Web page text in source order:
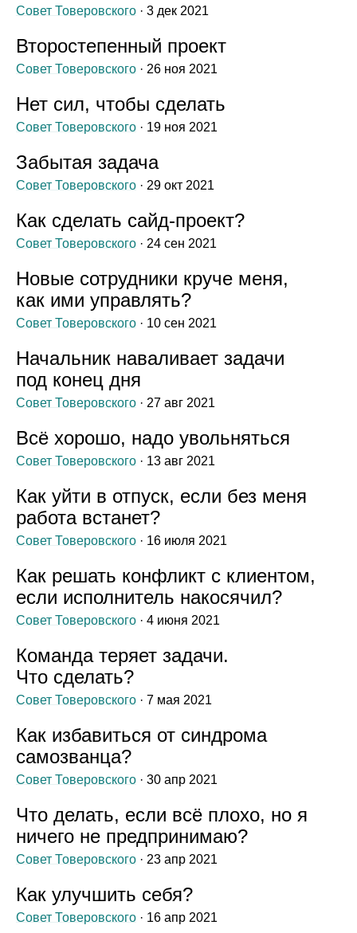
Совет Товеровского · 3 дек 2021
Второстепенный проект
Совет Товеровского · 26 ноя 2021
Нет сил, чтобы сделать
Совет Товеровского · 19 ноя 2021
Забытая задача
Совет Товеровского · 29 окт 2021
Как сделать сайд‑проект?
Совет Товеровского · 24 сен 2021
Новые сотрудники круче меня,
как ими управлять?
Совет Товеровского · 10 сен 2021
Начальник наваливает задачи
под конец дня
Совет Товеровского · 27 авг 2021
Всё хорошо, надо увольняться
Совет Товеровского · 13 авг 2021
Как уйти в отпуск, если без меня
работа встанет?
Совет Товеровского · 16 июля 2021
Как решать конфликт с клиентом,
если исполнитель накосячил?
Совет Товеровского · 4 июня 2021
Команда теряет задачи.
Что сделать?
Совет Товеровского · 7 мая 2021
Как избавиться от синдрома
самозванца?
Совет Товеровского · 30 апр 2021
Что делать, если всё плохо, но я
ничего не предпринимаю?
Совет Товеровского · 23 апр 2021
Как улучшить себя?
Совет Товеровского · 16 апр 2021